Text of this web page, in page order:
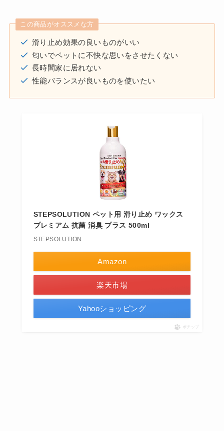
この商品がオススメな方
滑り止め効果の良いものがいい
匂いでペットに不快な思いをさせたくない
長時間家に居れない
性能バランスが良いものを使いたい
STEPSOLUTION ペット用 滑り止め ワックス
プレミアム 抗菌 消臭 プラス 500ml
STEPSOLUTION
Amazon
楽天市場
Yahooショッピング
ポチップ